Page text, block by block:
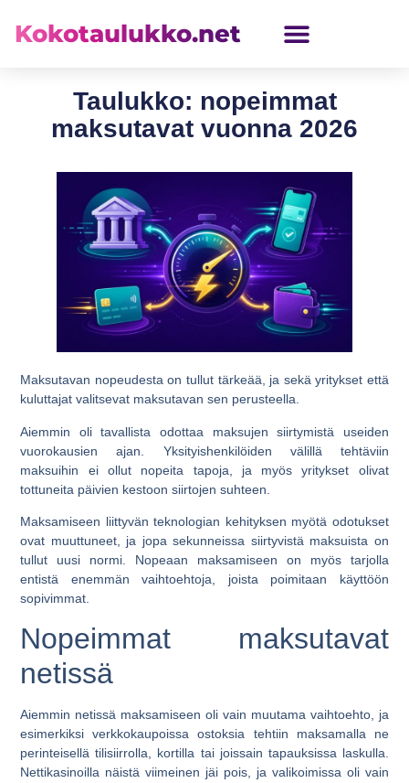
Kokotaulukko.net
Taulukko: nopeimmat
maksutavat vuonna 2026
Maksutavan nopeudesta on tullut tärkeää, ja sekä yritykset että
kuluttajat valitsevat maksutavan sen perusteella.
Aiemmin oli tavallista odottaa maksujen siirtymistä useiden
vuorokausien ajan. Yksityishenkilöiden välillä tehtäviin
maksuihin ei ollut nopeita tapoja, ja myös yritykset olivat
tottuneita päivien kestoon siirtojen suhteen.
Maksamiseen liittyvän teknologian kehityksen myötä odotukset
ovat muuttuneet, ja jopa sekunneissa siirtyvistä maksuista on
tullut uusi normi. Nopeaan maksamiseen on myös tarjolla
entistä enemmän vaihtoehtoja, joista poimitaan käyttöön
sopivimmat.
Nopeimmat maksutavat
netissä
Aiemmin netissä maksamiseen oli vain muutama vaihtoehto, ja
esimerkiksi verkkokaupoissa ostoksia tehtiin maksamalla ne
perinteisellä tilisiirrolla, kortilla tai joissain tapauksissa laskulla.
Nettikasinoilla näistä viimeinen jäi pois, ja valikoimissa oli vain